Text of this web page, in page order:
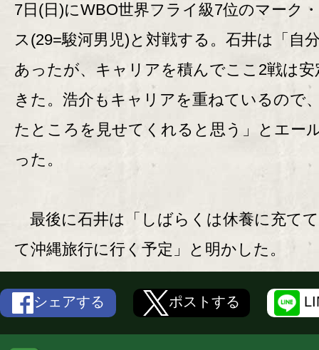
7日(日)にWBO世界フライ級7位のマーク
ス(29=駿河男児)と対戦する。石井は「自
あったが、キャリアを積んでここ2戦は安
きた。浩介もキャリアを重ねているので
たところを見せてくれると思う」とエー
った。
最後に石井は「しばらくは休養に充て
て沖縄旅行に行く予定」と明かした。
シェアする ポストする